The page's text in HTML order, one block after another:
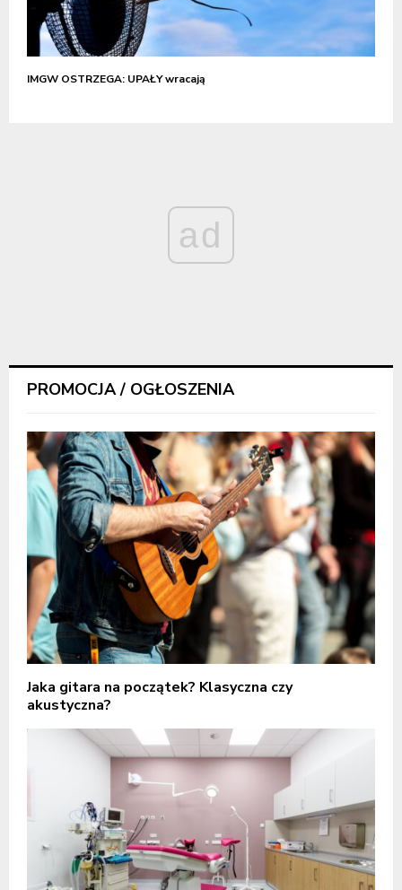
IMGW OSTRZEGA: UPAŁY wracają
ad
PROMOCJA / OGŁOSZENIA
Jaka gitara na początek? Klasyczna czy
akustyczna?